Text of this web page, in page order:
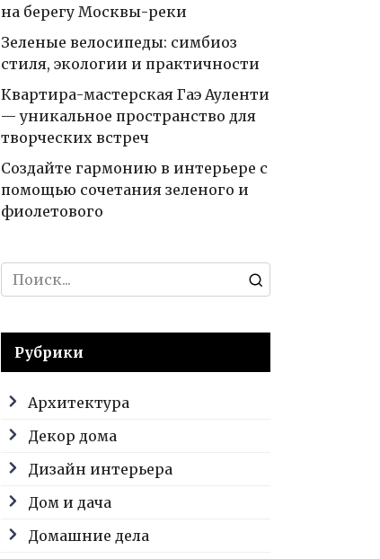
на берегу Москвы-реки
Зеленые велосипеды: симбиоз
стиля, экологии и практичности
Квартира-мастерская Гаэ Ауленти
— уникальное пространство для
творческих встреч
Создайте гармонию в интерьере с
помощью сочетания зеленого и
фиолетового
Search
for:
Рубрики
Архитектура
Декор дома
Дизайн интерьера
Дом и дача
Домашние дела